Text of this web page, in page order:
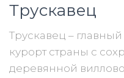
Трускавец
Трускавец –
курорт страны с
деревянной